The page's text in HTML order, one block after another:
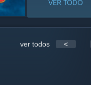
VER TODO
ver todos <